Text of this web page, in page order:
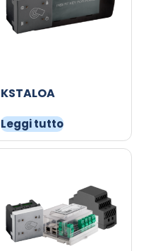
KSTALOA
Leggi tutto